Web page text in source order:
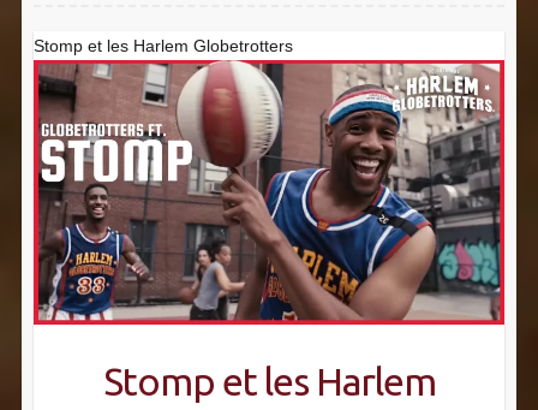
Stomp et les Harlem Globetrotters
Stomp et les Harlem